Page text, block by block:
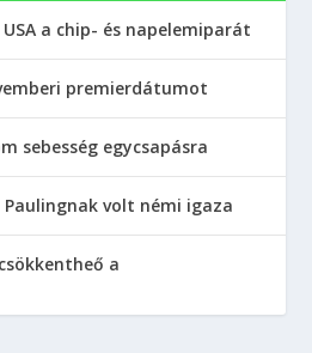
a chip- és napelemiparát
premierdátumot
sebesség egycsapásra
volt némi igaza
a